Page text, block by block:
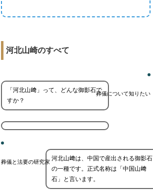
河北山崎のすべて
葬儀について知りたい
「河北山﨑」って、どんな御影石で
すか？
葬儀と法要の研究家 河北山﨑は、中国で産出される御影石
の一種です。正式名称は「中国山﨑
石」と言います。